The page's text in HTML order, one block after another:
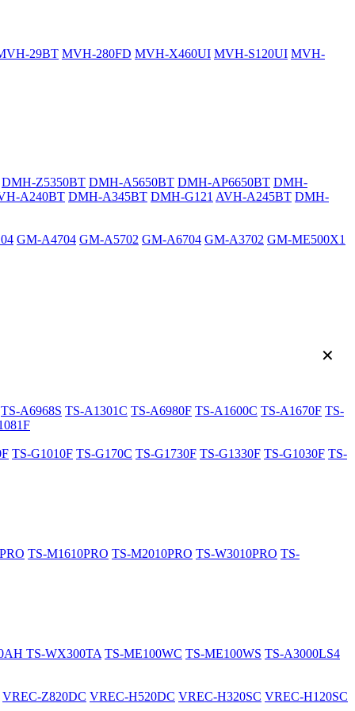
29BT MVH-280FD MVH-X460UI MVH-S120UI MVH-
DMH-Z5350BT DMH-A5650BT DMH-AP6650BT DMH-
A240BT DMH-A345BT DMH-G121 AVH-A245BT DMH-
GM-A4704 GM-A5702 GM-A6704 GM-A3702 GM-ME500X1
TS-A6968S TS-A1301C TS-A6980F TS-A1600C TS-A1670F TS-
TS-G1010F TS-G170C TS-G1730F TS-G1330F TS-G1030F TS-
TS-M1610PRO TS-M2010PRO TS-W3010PRO TS-
TS-WX300TA TS-ME100WC TS-ME100WS TS-A3000LS4
VREC-Z820DC VREC-H520DC VREC-H320SC VREC-H120SC
✕